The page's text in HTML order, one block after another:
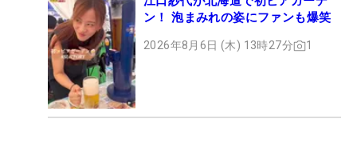
ン！ 泡まみれの姿にファンも爆笑
2026年8月6日 (木) 13時27分 1